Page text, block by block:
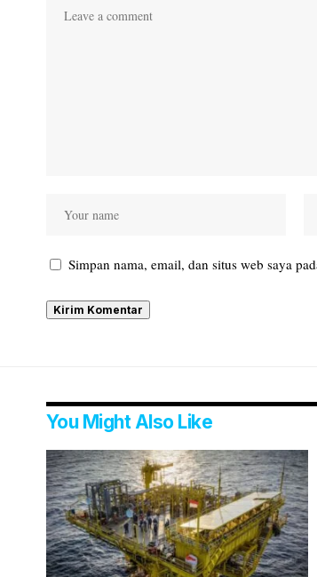
Simpan nama, email, dan situs web saya
You Might Also Like